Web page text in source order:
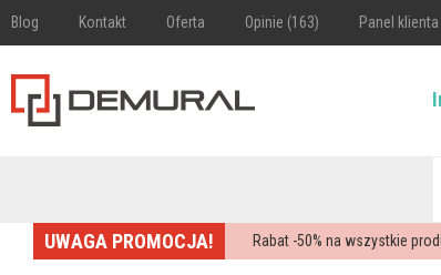
Blog Kontakt Oferta Opinie (163) Panel klienta
UWAGA PROMOCJA! Rabat -50% na wszystkie